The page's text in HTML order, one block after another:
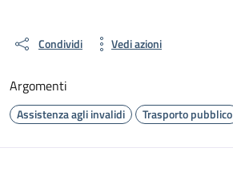
Condividi Vedi azioni
Argomenti
Assistenza agli invalidi Trasporto pubblico